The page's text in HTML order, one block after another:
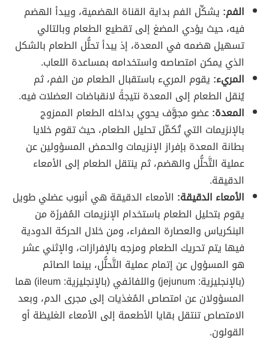
الفم: يشكِّل الفم بداية القناة الهضمية، ويبدأ الهضم
فيه، حيث يؤدي المضغ إلى تقطيع الطعام وبالتالي
تسهيل هضمه في المعدة، إذ يبدأ تحلُّل الطعام بالشكل
الذي يمكن امتصاصه واستخدامه بمساعدة اللعاب.
المريء: يقوم المريء باستقبال الطعام من الفم، ثم
يُنقل الطعام إلى المعدة نتيجةً لانقباضات العضلات فيه.
المعدة:عضو مجوَّف يحوي بداخله الطعام الممزوج
بالإنزيمات التي تُكمِّل تحليل الطعام، حيث تقوم خلايا
بطانة المعدة بإفراز الإنزيمات والحمض المسؤولين عن
عملية التَّحلُّل والهضم، ثم ينتقل الطعام إلى الأمعاء
الدقيقة.
الأمعاء الدقيقة: الأمعاء الدقيقة هي أنبوب عضلي طويل
يقوم بتحليل الطعام باستخدام الإنزيمات المُفرزَة من
البنكرياس والعصارة الصفراء، ومن خلال الحركة الدودية
فيها يتم تحريك الطعام ومزجه بالإفرازات، والإثني عشر
هو المسؤول عن إتمام عملية التَّحلُّل، بينما الصائم
(بالإنجليزية: jejunum) واللفائفي (بالإنجليزية: ileum) هما
المسؤولان عن امتصاص المُغذيات إلى مجرى الدم، وبعد
الامتصاص تنتقل بقايا الأطعمة إلى الأمعاء الغليظة أو
القولون.